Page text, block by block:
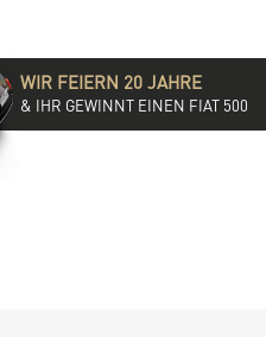
WIR FEIERN 20 JAHRE
& IHR GEWINNT EINEN FIAT 500